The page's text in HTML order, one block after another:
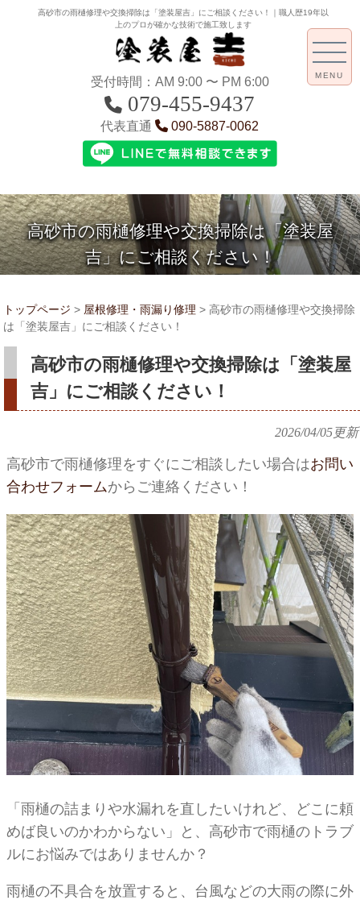
高砂市の雨樋修理や交換掃除は「塗装屋吉」にご相談ください！｜職人歴19年以
上のプロが確かな技術で施工致します
受付時間：AM 9:00 〜 PM 6:00
079-455-9437
代表直通 090-5887-0062
高砂市の雨樋修理や交換掃除は「塗装屋
吉」にご相談ください！
MENU
トップページ > 屋根修理・雨漏り修理 > 高砂市の雨樋修理や交換掃除
は「塗装屋吉」にご相談ください！
高砂市の雨樋修理や交換掃除は「塗装屋
吉」にご相談ください！
2026/04/05更新
高砂市で雨樋修理をすぐにご相談したい場合はお問い
合わせフォームからご連絡ください！
「雨樋の詰まりや水漏れを直したいけれど、どこに頼
めば良いのかわからない」と、高砂市で雨樋のトラブ
ルにお悩みではありませんか？
雨樋の不具合を放置すると、台風などの大雨の際に外